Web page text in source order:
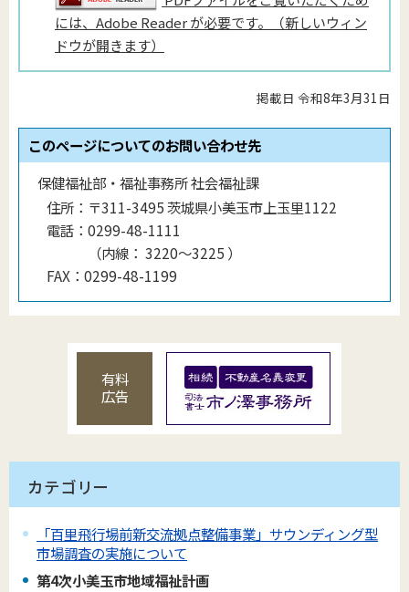
には、Adobe Reader が必要です。（新しいウィン
ドウが開きます）
掲載日 令和8年3月31日
このページについてのお問い合わせ先
保健福祉部・福祉事務所 社会福祉課
住所： 〒311-3495 茨城県小美玉市上玉里1122
電話： 0299-48-1111
（内線 ： 3220〜3225 ）
FAX： 0299-48-1199
有料
広告
カテゴリー
「百里飛行場前新交流拠点整備事業」サウンディング型
市場調査の実施について
第4次小美玉市地域福祉計画